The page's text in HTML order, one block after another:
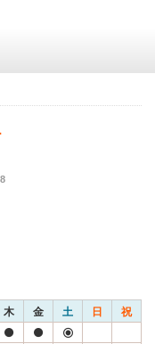
8
木 金 土 日 祝